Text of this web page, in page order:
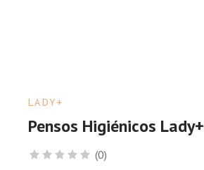
LADY+
Pensos Higiénicos Lady+
(0)